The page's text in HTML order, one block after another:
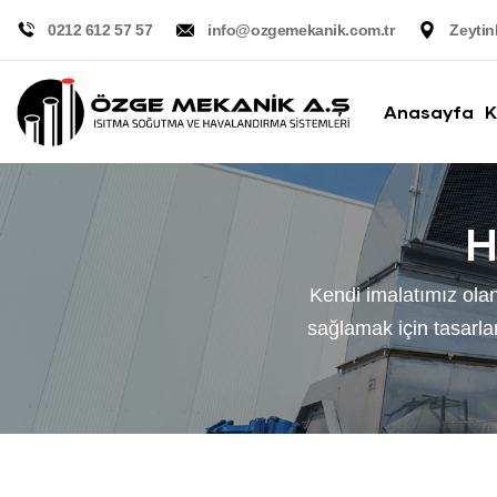
0212 612 57 57 info@ozgemekanik.com.tr
Anasayfa
Kendi imalatımız
sağlamak için